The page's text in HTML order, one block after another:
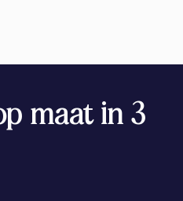
maat in 3